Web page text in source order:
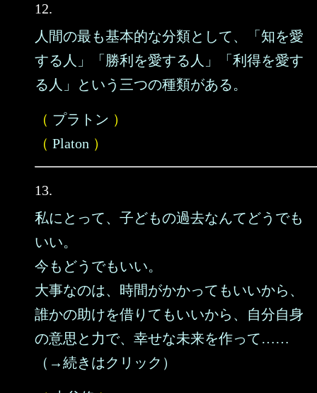
12.
人間の最も基本的な分類として、「知を愛
する人」「勝利を愛する人」「利得を愛す
る人」という三つの種類がある。
（ プラトン ）
（ Platon ）
13.
私にとって、子どもの過去なんてどうでも
いい。
今もどうでもいい。
大事なのは、時間がかかってもいいから、
誰かの助けを借りてもいいから、自分自身
の意思と力で、幸せな未来を作って……
（→続きはクリック）